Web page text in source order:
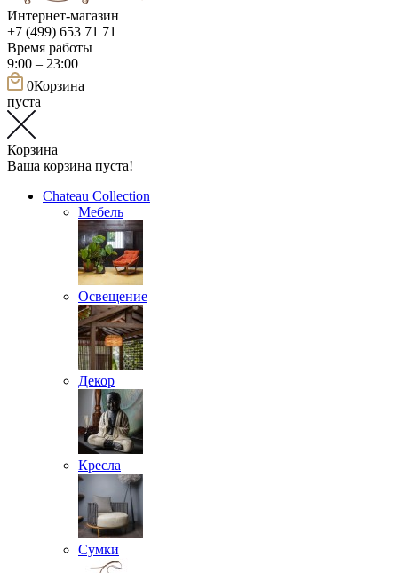
Интернет-магазин
+7 (499) 653 71 71
Время работы
9:00 – 23:00
0Корзина
пуста
Корзина
Ваша корзина пуста!
Chateau Collection
Мебель
Освещение
Декор
Кресла
Сумки